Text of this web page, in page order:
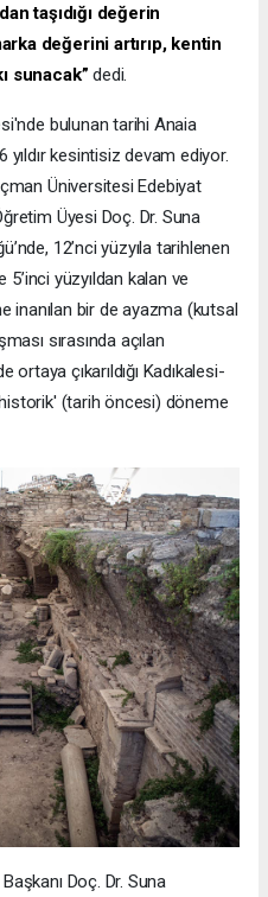
taşıdığı değerin
değerini artırıp, kentin
sunacak”dedi.
bulunan tarihi Anaia
yıldır kesintisiz devam ediyor.
Üniversitesi Edebiyat
Üyesi Doç. Dr. Suna
12’nci yüzyıla tarihlenen
yüzyıldan kalan ve
inanılan bir de ayazma (kutsal
sırasında açılan
çıkarıldığı Kadıkalesi-
(tarih öncesi) döneme
Doç. Dr. Suna